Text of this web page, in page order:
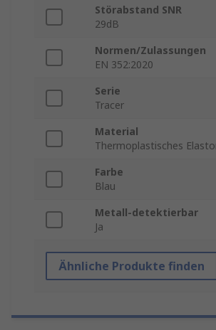
Störabstand SNR
29dB
Normen/Zulassungen
EN 352:2020
Serie
Tracer
Material
Thermoplastisches
Farbe
Blau
Metall-detektierbar
Ja
Ähnliche Produkte finden